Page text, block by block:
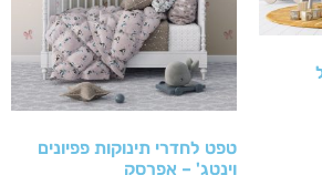
טפט לחדרי תינוקות פפיונים
וינטג' – אפרסק